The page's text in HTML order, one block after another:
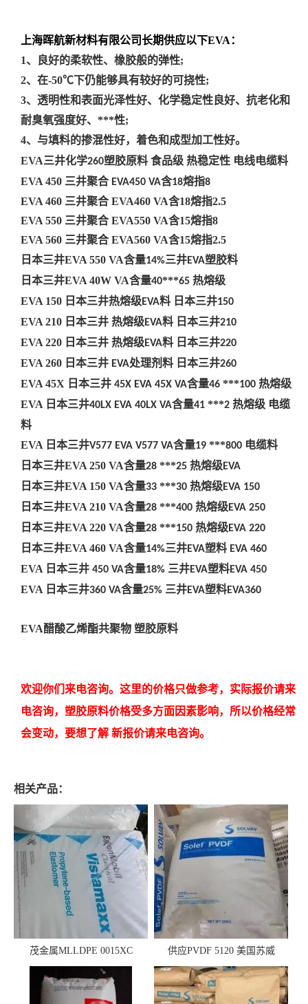
上海晖航新材料有限公司长期供应以下EVA：
1、良好的柔软性、橡胶般的弹性;
2、在-50℃下仍能够具有较好的可挠性;
3、透明性和表面光泽性好、化学稳定性良好、抗老化和
耐臭氧强度好、***性;
4、与填料的掺混性好，着色和成型加工性好。
EVA三井化学260塑胶原料 食品级 热稳定性 电线电缆料
EVA 450 三井聚合 EVA450 VA含18熔指8
EVA 460 三井聚合 EVA460 VA含18熔指2.5
EVA 550 三井聚合 EVA550 VA含15熔指8
EVA 560 三井聚合 EVA560 VA含15熔指2.5
日本三井EVA 550 VA含量14%三井EVA塑胶料
日本三井EVA 40W VA含量40***65 热熔级
EVA 150 日本三井热熔级EVA料 日本三井150
EVA 210 日本三井 热熔级EVA料 日本三井210
EVA 220 日本三井 热熔级EVA料 日本三井220
EVA 260 日本三井 EVA处理剂料 日本三井260
EVA 45X 日本三井 45X EVA 45X VA含量46 ***100 热熔级
EVA 日本三井40LX EVA 40LX VA含量41 ***2 热熔级 电缆
料
EVA 日本三井V577 EVA V577 VA含量19 ***800 电缆料
日本三井EVA 250 VA含量28 ***25 热熔级EVA
日本三井EVA 150 VA含量33 ***30 热熔级EVA 150
日本三井EVA 210 VA含量28 ***400 热熔级EVA 250
日本三井EVA 220 VA含量28 ***150 热熔级EVA 220
日本三井EVA 460 VA含量14%三井EVA塑料 EVA 460
EVA 日本三井 450 VA含量18% 三井EVA塑料EVA 450
EVA 日本三井360 VA含量25% 三井EVA塑料EVA360
EVA醋酸乙烯酯共聚物 塑胶原料
欢迎你们来电咨询。这里的价格只做参考，实际报价请来
电咨询， 塑胶原料价格受多方面因素影响，所以价格经常
会变动，要想了解 新报价请来电咨询。
相关产品：
茂金属MLLDPE 0015XC
0019XC 现货
供应PVDF 5120 美国苏威